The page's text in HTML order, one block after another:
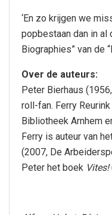
‘En zo krijgen we
popbestaan dan in al
Biographies” van de
Over de auteurs:
Peter Bierhaus
roll-fan. Ferry
Bibliotheek Arnhem
Ferry is auteur van
(2007, De
Peter het boek Vites!